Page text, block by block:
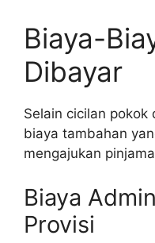
Biaya-
Dibayar
Selain cicilan
biaya tambahan
mengajukan
Biaya
Provisi